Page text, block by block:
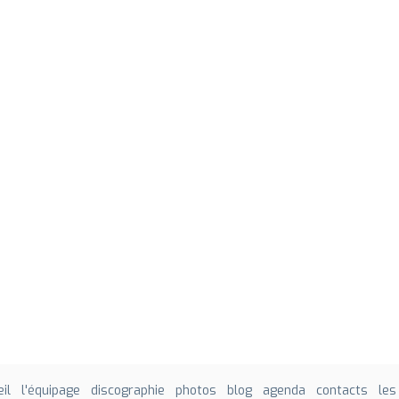
l'équipage discographie photos blog agenda contacts les